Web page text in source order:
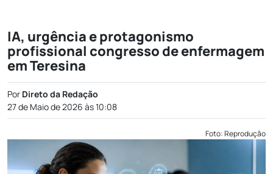
IA, urgência e protagonismo
profissional congresso de enfermagem
em Teresina
Por Direto da Redação
27 de Maio de 2026 às 10:08
Foto: Reprodução